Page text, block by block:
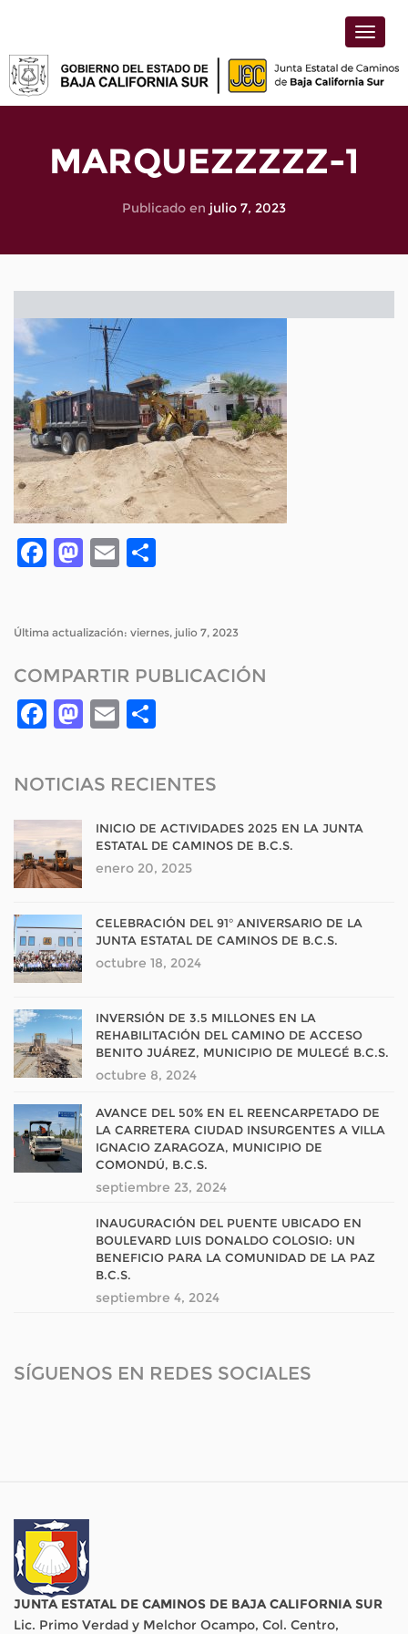
Toggle
MARQUEZZZZZ-1
Publicado en julio 7, 2023
Facebook
Mastodon
Email
Última actualización: viernes, julio 7, 2023
COMPARTIR PUBLICACIÓN
Facebook
Mastodon
Email
NOTICIAS RECIENTES
INICIO DE ACTIVIDADES 2025 EN LA JUNTA
ESTATAL DE CAMINOS DE B.C.S.
enero 20, 2025
CELEBRACIÓN DEL 91° ANIVERSARIO DE LA
JUNTA ESTATAL DE CAMINOS DE B.C.S.
octubre 18, 2024
INVERSIÓN DE 3.5 MILLONES EN LA
REHABILITACIÓN DEL CAMINO DE ACCESO
BENITO JUÁREZ, MUNICIPIO DE MULEGÉ B.C.S.
octubre 8, 2024
AVANCE DEL 50% EN EL REENCARPETADO DE
LA CARRETERA CIUDAD INSURGENTES A VILLA
IGNACIO ZARAGOZA, MUNICIPIO DE
COMONDÚ, B.C.S.
septiembre 23, 2024
INAUGURACIÓN DEL PUENTE UBICADO EN
BOULEVARD LUIS DONALDO COLOSIO: UN
BENEFICIO PARA LA COMUNIDAD DE LA PAZ
B.C.S.
septiembre 4, 2024
SÍGUENOS EN REDES SOCIALES
JUNTA ESTATAL DE CAMINOS DE BAJA CALIFORNIA SUR
Lic. Primo Verdad y Melchor Ocampo, Col. Centro,